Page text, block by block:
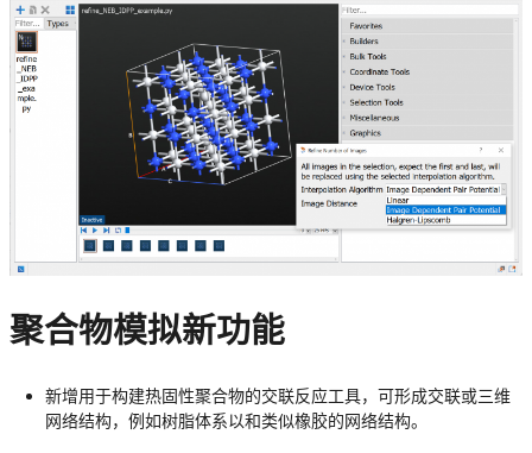
聚合物模拟新功能
新增用于构建热固性聚合物的交联反应工具，可形成交联或三维
网络结构，例如树脂体系以和类似橡胶的网络结构。